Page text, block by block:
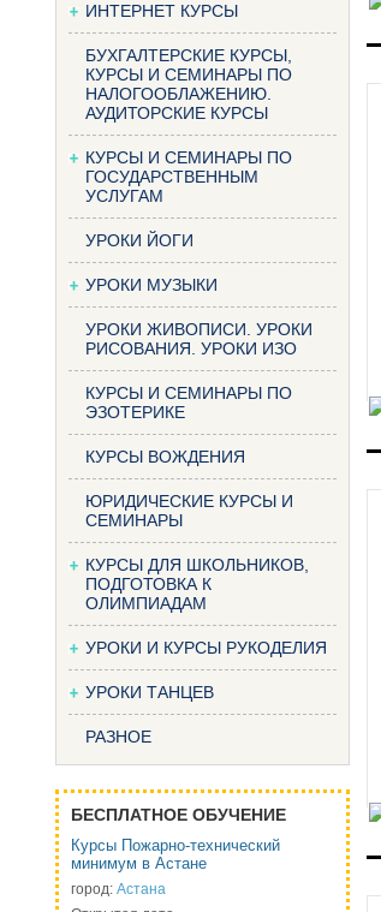
ИНТЕРНЕТ КУРСЫ
БУХГАЛТЕРСКИЕ КУРСЫ,
КУРСЫ И СЕМИНАРЫ ПО
НАЛОГООБЛАЖЕНИЮ.
АУДИТОРСКИЕ КУРСЫ
КУРСЫ И СЕМИНАРЫ ПО
ГОСУДАРСТВЕННЫМ
УСЛУГАМ
УРОКИ ЙОГИ
УРОКИ МУЗЫКИ
УРОКИ ЖИВОПИСИ. УРОКИ
РИСОВАНИЯ. УРОКИ ИЗО
КУРСЫ И СЕМИНАРЫ ПО
ЭЗОТЕРИКЕ
КУРСЫ ВОЖДЕНИЯ
ЮРИДИЧЕСКИЕ КУРСЫ И
СЕМИНАРЫ
КУРСЫ ДЛЯ ШКОЛЬНИКОВ,
ПОДГОТОВКА К
ОЛИМПИАДАМ
УРОКИ И КУРСЫ РУКОДЕЛИЯ
УРОКИ ТАНЦЕВ
РАЗНОЕ
БЕСПЛАТНОЕ ОБУЧЕНИЕ
Курсы Пожарно-технический
минимум в Астане
город: Астана